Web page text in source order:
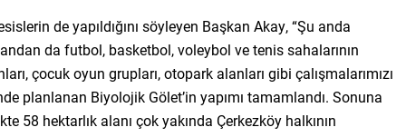
de yapıldığını söyleyen Başkan Akay, “Şu anda
da futbol, basketbol, voleybol ve tenis sahalarının
çocuk oyun grupları, otopark alanları gibi çalışmalarımızı
planlanan Biyolojik Gölet’in yapımı tamamlandı. Sonuna
58 hektarlık alanı çok yakında Çerkezköy halkının